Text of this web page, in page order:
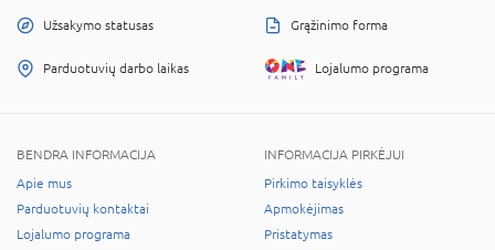
Užsakymo statusas Grąžinimo forma
Parduotuvių darbo laikas Lojalumo programa
BENDRA INFORMACIJA
Apie mus
Parduotuvių kontaktai
Lojalumo programa
INFORMACIJA PIRKĖJUI
Pirkimo taisyklės
Apmokėjimas
Pristatymas